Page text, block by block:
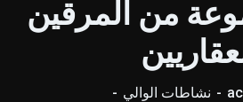
من المرقين
نشاطات الوالي